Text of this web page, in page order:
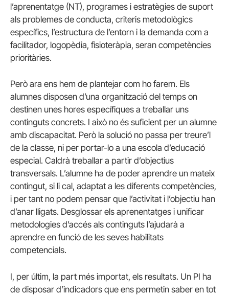
l’aprenentatge (NT), programes i estratègies de suport
als problemes de conducta, criteris metodològics
específics, l’estructura de l’entorn i la demanda com a
facilitador, logopèdia, fisioteràpia, seran competències
prioritàries.
Però ara ens hem de plantejar com ho farem. Els
alumnes disposen d’una organització del temps on
destinen unes hores específiques a treballar uns
continguts concrets. I això no és suficient per un alumne
amb discapacitat. Però la solució no passa per treure’l
de la classe, ni per portar-lo a una escola d’educació
especial. Caldrà treballar a partir d’objectius
transversals. L’alumne ha de poder aprendre un mateix
contingut, si li cal, adaptat a les diferents competències,
i per tant no podem pensar que l’activitat i l’objectiu han
d’anar lligats. Desglossar els aprenentatges i unificar
metodologies d’accés als continguts l’ajudarà a
aprendre en funció de les seves habilitats
competencials.
I, per últim, la part més importat, els resultats. Un PI ha
de disposar d’indicadors que ens permetin saber en tot